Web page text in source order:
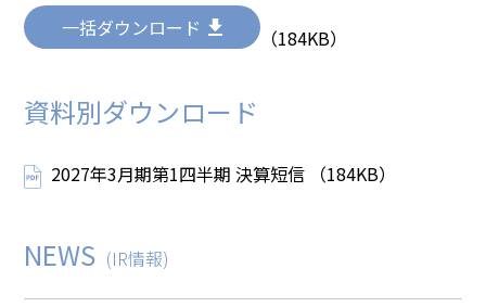
一括ダウンロード （184KB）
資料別ダウンロード
2027年3月期第1四半期 決算短信 （184KB）
NEWS (IR情報)